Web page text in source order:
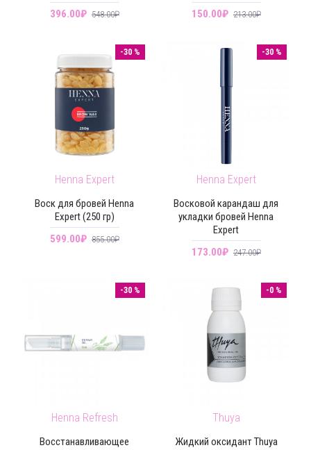
396.00₽ 548.00₽
150.00₽ 213.00₽
-30 %
Henna Expert
Воск для бровей Henna
Expert (250 гр)
599.00₽ 855.00₽
-30 %
Henna Expert
Восковой карандаш для
укладки бровей Henna
Expert
173.00₽ 247.00₽
-30 %
Henna Refresh
Восстанавливающее
-0 %
Thuya
Жидкий оксидант Thuya